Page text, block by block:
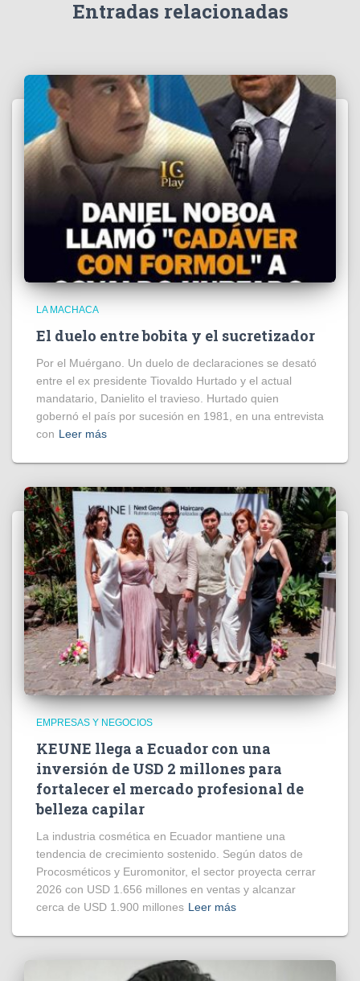
Entradas relacionadas
LA MACHACA
El duelo entre bobita y el sucretizador
Por el Muérgano. Un duelo de declaraciones se desató
entre el ex presidente Tiovaldo Hurtado y el actual
mandatario, Danielito el travieso. Hurtado quien
gobernó el país por sucesión en 1981, en una entrevista
con Leer más
EMPRESAS Y NEGOCIOS
KEUNE llega a Ecuador con una
inversión de USD 2 millones para
fortalecer el mercado profesional de
belleza capilar
La industria cosmética en Ecuador mantiene una
tendencia de crecimiento sostenido. Según datos de
Procosméticos y Euromonitor, el sector proyecta cerrar
2026 con USD 1.656 millones en ventas y alcanzar
cerca de USD 1.900 millones Leer más